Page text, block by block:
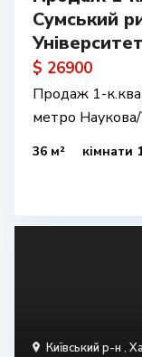
Сумський
Університет
$ 26900
Продаж 1-
метро
36 м² кімнати
Київський р-н ,